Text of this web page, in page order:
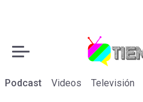
Podcast Videos Televisión